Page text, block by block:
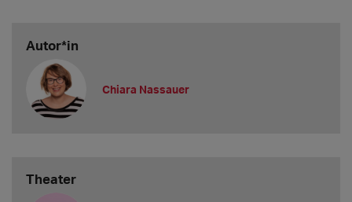
Autor*in
Chiara Nassauer
Theater